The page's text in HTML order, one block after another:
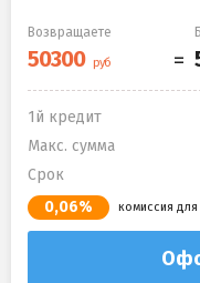
Возвращаете
1й кредит
Макс. сумма
Срок
0,06% комиссия